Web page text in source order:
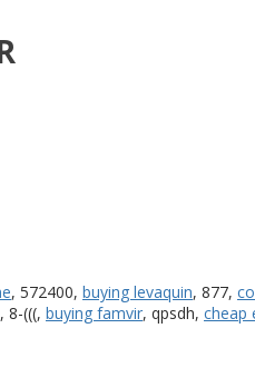
, 572400, buying levaquin, 877,
, 8-(((, buying famvir, qpsdh, cheap